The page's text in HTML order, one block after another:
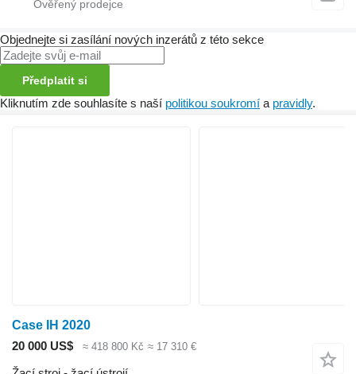
Objednejte si zasílání nových inzerátů z této sekce
Předplatit si
Kliknutím zde souhlasíte s naší politikou soukromí a pravidly.
Case IH 2020
20 000 US$
≈ 418 800 Kč ≈ 17 310 €